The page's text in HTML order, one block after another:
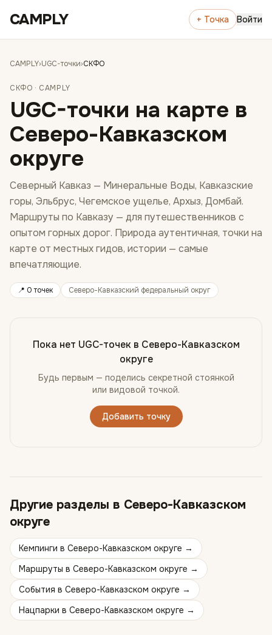
CAMPLY + Точка Войти
CAMPLY›UGC-точки›СКФО
СКФО · CAMPLY
UGC-точки на карте в
Северо-Кавказском
округе
Северный Кавказ — Минеральные Воды, Кавказские
горы, Эльбрус, Чегемское ущелье, Архыз, Домбай.
Маршруты по Кавказу — для путешественников с
опытом горных дорог. Природа аутентичная, точки на
карте от местных гидов, истории — самые
впечатляющие.
📍 0 точек Северо-Кавказский федеральный округ
Пока нет UGC-точек в Северо-Кавказском
округе
Будь первым — поделись секретной стоянкой
или видовой точкой.
Добавить точку
Другие разделы в Северо-Кавказском
округе
Кемпинги в Северо-Кавказском округе →
Маршруты в Северо-Кавказском округе →
События в Северо-Кавказском округе →
Нацпарки в Северо-Кавказском округе →